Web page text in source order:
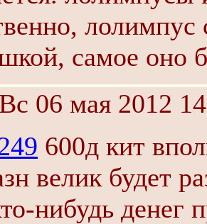
самое оно
Вс 06 мая 2012
600д кит
велик будет
нибудь денег